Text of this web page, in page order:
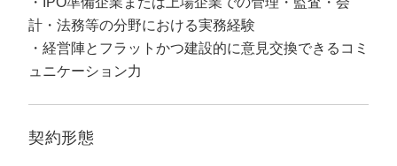
正社員
マーケマネージャー
計・法務等の分野における実務経験
経営陣とフラットかつ建設的に意見交換できるコミ
ュニケーション力
契約形態